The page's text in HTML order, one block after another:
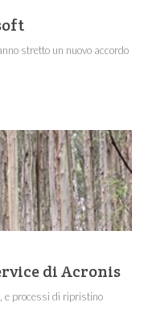
stretto un nuovo accordo
di Acronis
e processi di ripristino